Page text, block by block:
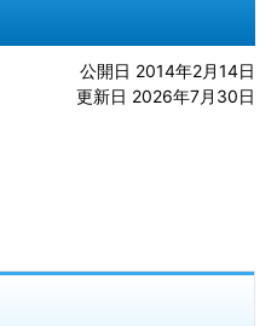
公開日 2014年2月14日
更新日 2026年7月30日